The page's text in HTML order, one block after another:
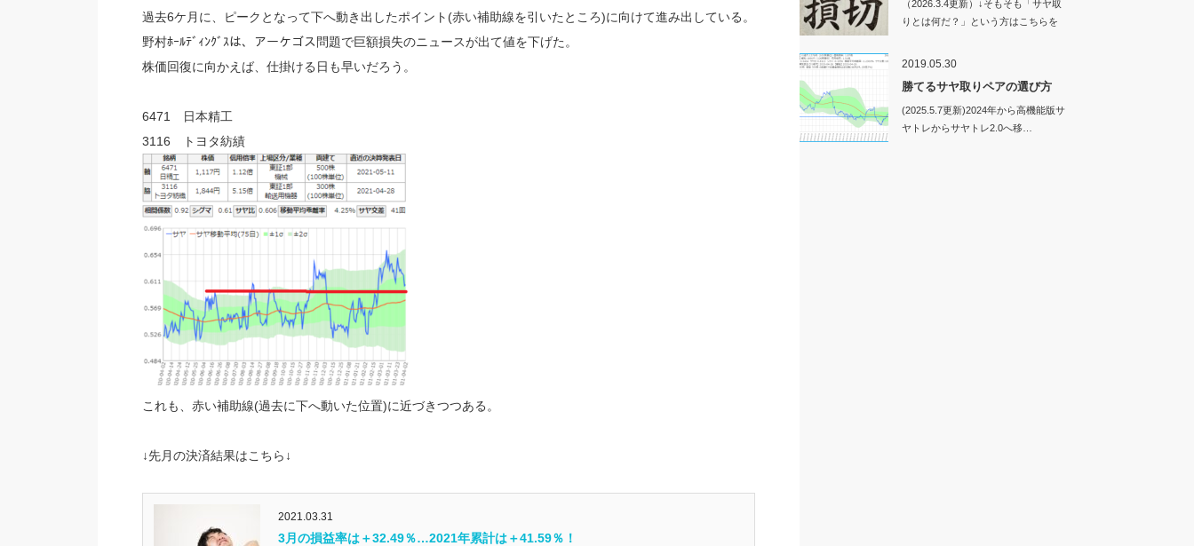
過去6ケ月に、ピークとなって下へ動き出したポイント(赤い補助線を引いたところ)に向けて進み出している。
野村ﾎｰﾙﾃﾞｨﾝｸﾞｽは、アーケゴス問題で巨額損失のニュースが出て値を下げた。
株価回復に向かえば、仕掛ける日も早いだろう。
6471 日本精工
3116 トヨタ紡績
これも、赤い補助線(過去に下へ動いた位置)に近づきつつある。
↓先月の決済結果はこちら↓
2021.03.31
3月の損益率は＋32.49％…2021年累計は＋41.59％！
（2026.3.4更新）↓そもそも「サヤ取
りとは何だ？」という方はこちらを
2019.05.30
勝てるサヤ取りペアの選び方
(2025.5.7更新)2024年から高機能版サ
ヤトレからサヤトレ2.0へ移…